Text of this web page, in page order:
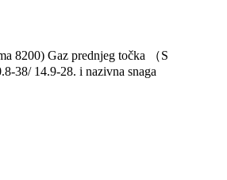
8200) Gaz prednjeg točka （S
38/ 14.9-28. i nazivna snaga